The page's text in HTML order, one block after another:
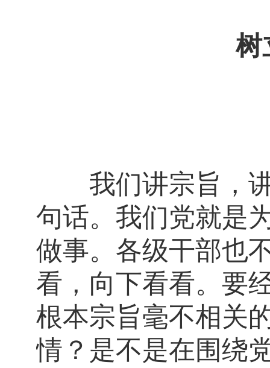
树
我们讲宗旨，讲
句话。我们党就是
做事。各级干部也
看，向下看看。要
根本宗旨毫不相关
情？是不是在围绕